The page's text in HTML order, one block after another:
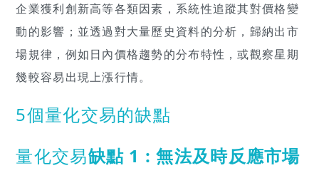
企業獲利創新高等各類因素，系統性追蹤其對價格變
動的影響；並透過對大量歷史資料的分析，歸納出市
場規律，例如日內價格趨勢的分布特性，或觀察星期
幾較容易出現上漲行情。
5個量化交易的缺點
量化交易缺點 1 : 無法及時反應市場